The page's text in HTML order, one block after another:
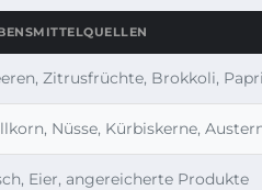
Zitrusfrüchte, Brokkoli,
Nüsse, Kürbiskerne,
Eier, angereicherte Produkte